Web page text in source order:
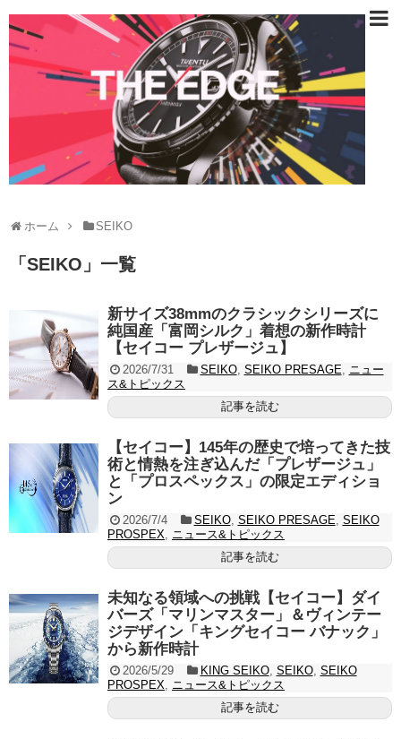
ホーム SEIKO
「 SEIKO 」 一覧
新サイズ38mmのクラシックシリーズに
純国産「富岡シルク」着想の新作時計
【セイコー プレザージュ】
2026/7/31 SEIKO, SEIKO PRESAGE, ニュー
ス&トピックス
記事を読む
【セイコー】145年の歴史で培ってきた技
術と情熱を注ぎ込んだ「プレザージュ」
と「プロスペックス」の限定エディショ
ン
2026/7/4 SEIKO, SEIKO PRESAGE, SEIKO
PROSPEX, ニュース&トピックス
記事を読む
未知なる領域への挑戦【セイコー】ダイ
バーズ「マリンマスター」＆ヴィンテー
ジデザイン「キングセイコー バナック」
から新作時計
2026/5/29 KING SEIKO, SEIKO, SEIKO
PROSPEX, ニュース&トピックス
記事を読む